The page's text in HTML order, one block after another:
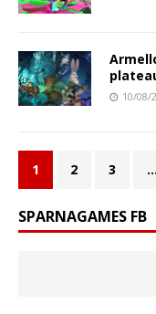
10/08/
1 2 3 …
SPARNAGAMES FB